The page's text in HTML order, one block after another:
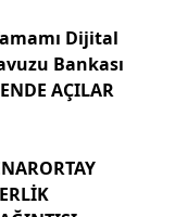
Dijital
Bankası
AÇILAR